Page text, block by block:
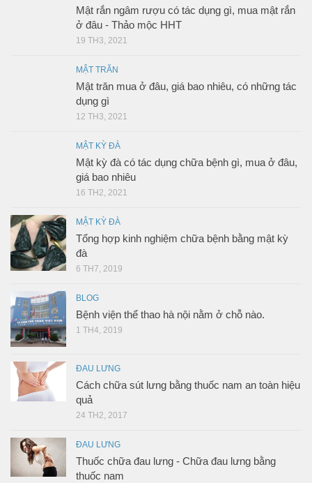
Mật rắn ngâm rượu có tác dụng gì, mua mật rắn
ở đâu - Thảo mộc HHT
19 TH3, 2021
MẬT TRĂN
Mật trăn mua ở đâu, giá bao nhiêu, có những tác
dụng gì
12 TH3, 2021
MẬT KỲ ĐÀ
Mật kỳ đà có tác dụng chữa bệnh gì, mua ở đâu,
giá bao nhiêu
16 TH2, 2021
MẬT KỲ ĐÀ
Tổng hợp kinh nghiệm chữa bệnh bằng mật kỳ
đà
6 TH7, 2019
BLOG
Bệnh viện thể thao hà nội nằm ở chỗ nào.
1 TH4, 2019
ĐAU LƯNG
Cách chữa sút lưng bằng thuốc nam an toàn hiệu
quả
24 TH2, 2017
ĐAU LƯNG
Thuốc chữa đau lưng - Chữa đau lưng bằng
thuốc nam